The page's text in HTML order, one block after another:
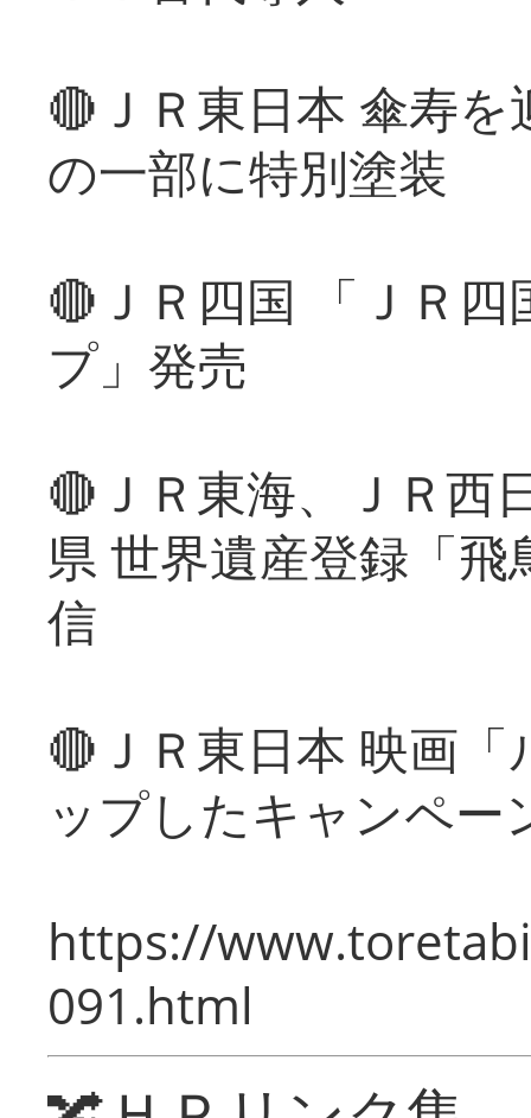
🔴ＪＲ東日本 傘寿
の一部に特別塗装
🔴ＪＲ四国 「ＪＲ
プ」発売
🔴ＪＲ東海、ＪＲ西
県 世界遺産登録「
信
🔴ＪＲ東日本 映画
ップしたキャンペー
https://
091.html